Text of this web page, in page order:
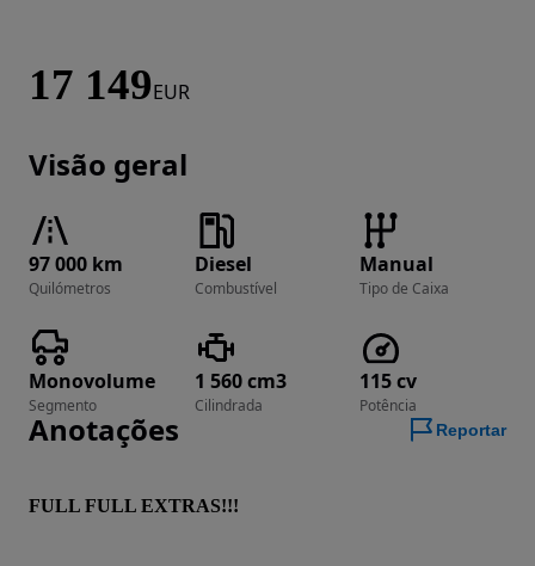
17 149EUR
Visão geral
97 000 km
Quilómetros
Diesel
Combustível
Manual
Tipo de Caixa
Monovolume
Segmento
1 560 cm3
Cilindrada
115 cv
Potência
Anotações Reportar
FULL FULL EXTRAS!!!